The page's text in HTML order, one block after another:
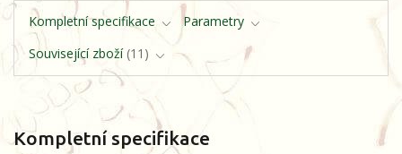
Kompletní specifikace
Parametry
Související zboží 11
Kompletní specifikace